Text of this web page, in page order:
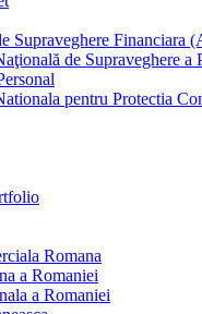
Supraveghere Financiara
de Supraveghere a
pentru Protectia
Romana
a Romaniei
a Romaniei